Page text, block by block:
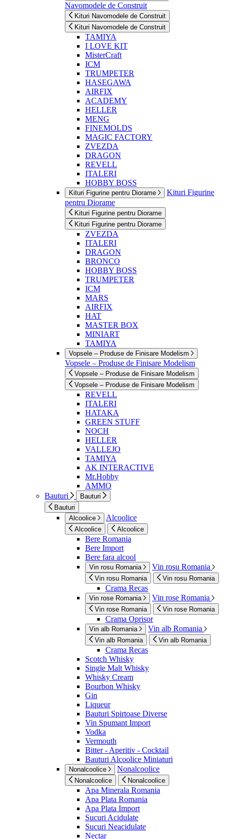
Navomodele de Construit
Kituri Navomodele de Construit
Kituri Navomodele de Construit
TAMIYA
I LOVE KIT
MisterCraft
ICM
TRUMPETER
HASEGAWA
AIRFIX
ACADEMY
HELLER
MENG
FINEMOLDS
MAGIC FACTORY
ZVEZDA
DRAGON
REVELL
ITALERI
HOBBY BOSS
Kituri Figurine pentru Diorame
Kituri Figurine
pentru Diorame
Kituri Figurine pentru Diorame
Kituri Figurine pentru Diorame
ZVEZDA
ITALERI
DRAGON
BRONCO
HOBBY BOSS
TRUMPETER
ICM
MARS
AIRFIX
HAT
MASTER BOX
MINIART
TAMIYA
Vopsele – Produse de Finisare Modelism
Vopsele – Produse de Finisare Modelism
Vopsele – Produse de Finisare Modelism
Vopsele – Produse de Finisare Modelism
REVELL
ITALERI
HATAKA
GREEN STUFF
NOCH
HELLER
VALLEJO
TAMIYA
AK INTERACTIVE
Mr.Hobby
AMMO
Bauturi
Bauturi
Bauturi
Alcoolice
Alcoolice
Alcoolice Alcoolice
Bere Romania
Bere Import
Bere fara alcool
Vin rosu Romania Vin rosu Romania
Vin rosu Romania Vin rosu Romania
Crama Recas
Vin rose Romania Vin rose Romania
Vin rose Romania Vin rose Romania
Crama Oprisor
Vin alb Romania Vin alb Romania
Vin alb Romania Vin alb Romania
Crama Recas
Scotch Whisky
Single Malt Whisky
Whisky Cream
Bourbon Whisky
Gin
Liqueur
Bauturi Spirtoase Diverse
Vin Spumant Import
Vodka
Vermouth
Bitter - Aperitiv - Cocktail
Bauturi Alcoolice Miniaturi
Nonalcoolice Nonalcoolice
Nonalcoolice Nonalcoolice
Apa Minerala Romania
Apa Plata Romania
Apa Plata Import
Sucuri Acidulate
Sucuri Neacidulate
Nectar